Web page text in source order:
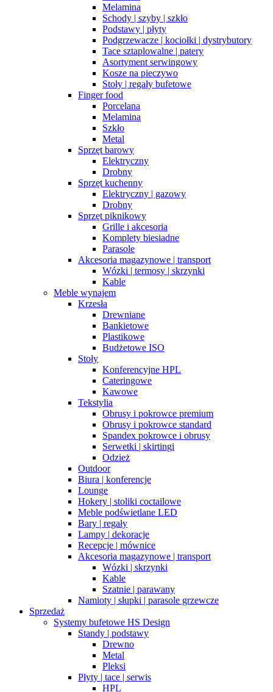
Melamina
Schody | szyby | szkło
Podstawy | płyty
Podgrzewacze | kociołki | dystrybutory
Tace sztaplowalne | patery
Asortyment serwingowy
Kosze na pieczywo
Stoły | regały bufetowe
Finger food
Porcelana
Melamina
Szkło
Metal
Sprzęt barowy
Elektryczny
Drobny
Sprzęt kuchenny
Elektryczny | gazowy
Drobny
Sprzęt piknikowy
Grille i akcesoria
Komplety biesiadne
Parasole
Akcesoria magazynowe | transport
Wózki | termosy | skrzynki
Kable
Meble wynajem
Krzesła
Drewniane
Bankietowe
Plastikowe
Budżetowe ISO
Stoły
Konferencyjne HPL
Cateringowe
Kawowe
Tekstylia
Obrusy i pokrowce premium
Obrusy i pokrowce standard
Spandex pokrowce i obrusy
Serwetki | skirtingi
Odzież
Outdoor
Biura | konferencje
Lounge
Hokery | stoliki coctailowe
Meble podświetlane LED
Bary | regały
Lampy | dekoracje
Recepcje | mównice
Akcesoria magazynowe | transport
Wózki | skrzynki
Kable
Szatnie | parawany
Namioty | słupki | parasole grzewcze
Sprzedaż
Systemy bufetowe HS Design
Standy | podstawy
Drewno
Metal
Pleksi
Płyty | tace | serwis
HPL